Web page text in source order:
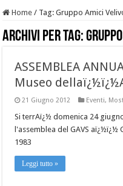
Home / Tag: Gruppo Amici
Archivi per tag:
ASSEMBLEA
Museo
21 Giugno 2012 Eventi,
Si terrAï¿½ domenica 24
l'assemblea del GAVS aï¿½ï¿½
1983
Leggi tutto »